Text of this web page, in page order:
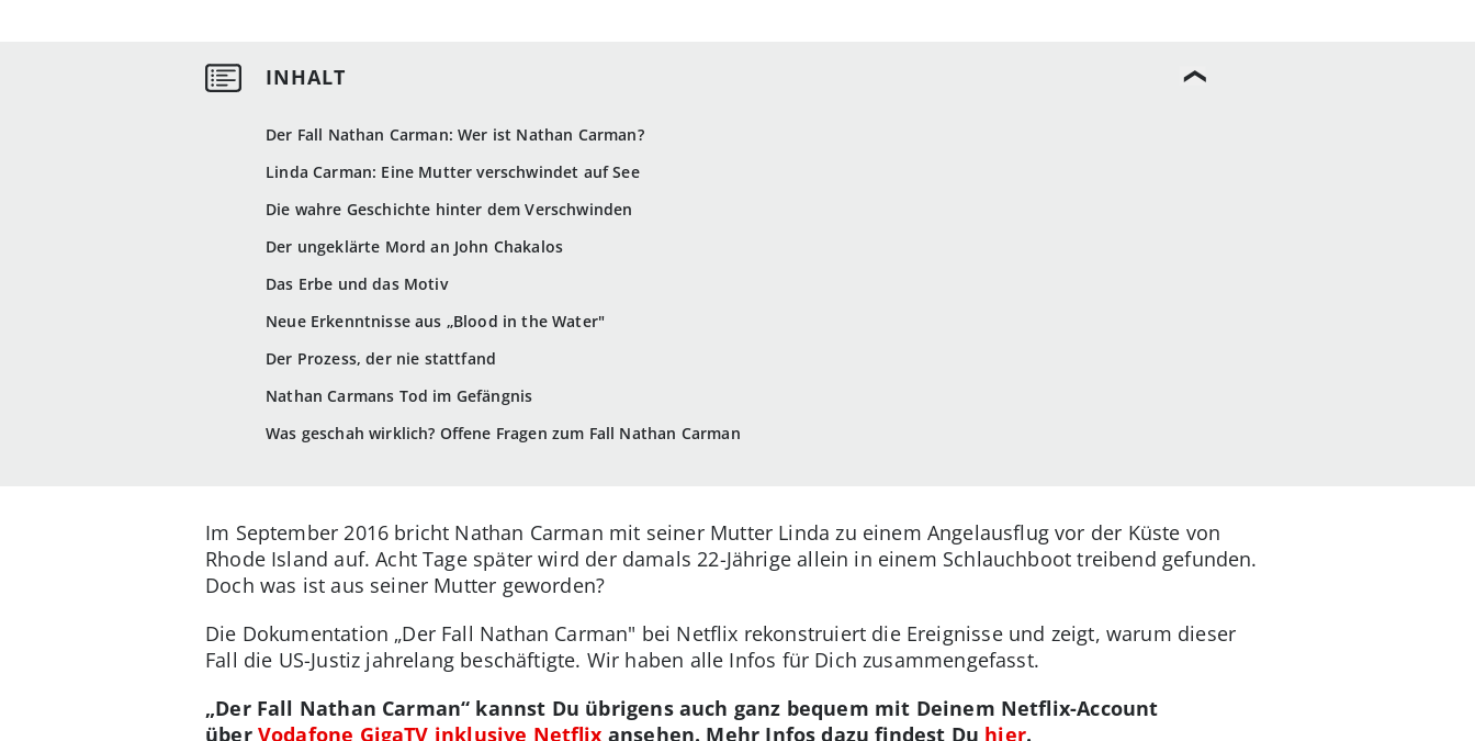
Der Fall Nathan Carman: Wer ist Nathan Carman?
Linda Carman: Eine Mutter verschwindet auf See
Die wahre Geschichte hinter dem Verschwinden
Der ungeklärte Mord an John Chakalos
Das Erbe und das Motiv
Neue Erkenntnisse aus „Blood in the Water"
Der Prozess, der nie stattfand
Nathan Carmans Tod im Gefängnis
Was geschah wirklich? Offene Fragen zum Fall Nathan Carman
Im September 2016 bricht Nathan Carman mit seiner Mutter Linda zu einem Angelausflug vor der Küste von
Rhode Island auf. Acht Tage später wird der damals 22-Jährige allein in einem Schlauchboot treibend gefunden.
Doch was ist aus seiner Mutter geworden?
Die Dokumentation „Der Fall Nathan Carman" bei Netflix rekonstruiert die Ereignisse und zeigt, warum dieser
Fall die US-Justiz jahrelang beschäftigte. Wir haben alle Infos für Dich zusammengefasst.
„Der Fall Nathan Carman“ kannst Du übrigens auch ganz bequem mit Deinem Netflix-Account
über Vodafone GigaTV inklusive Netflix ansehen. Mehr Infos dazu findest Du hier.